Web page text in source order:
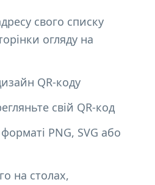
свого списку
огляду на
QR-коду
свій QR-код
PNG, SVG або
на столах,